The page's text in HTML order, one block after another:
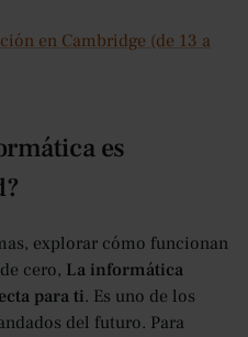
en Cambridge (de 13 a
es
explorar cómo funcionan
cero, La informática
para ti. Es uno de los
del futuro. Para